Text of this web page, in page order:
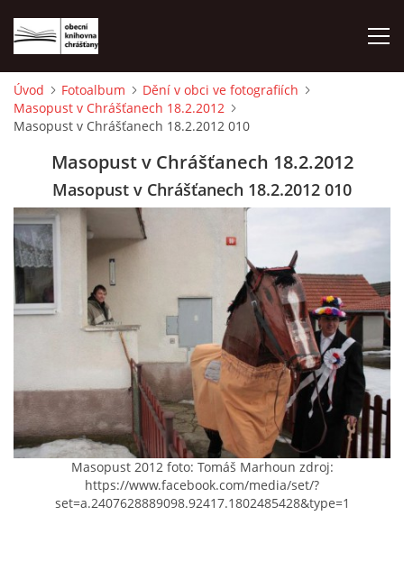
ÚVOD
LETNÍ KINO 2026
VÝPŮJČNÍ DOBA
KONTAKTY
ON-LINE KATALOG
WEBOVÁ KAMERA
VIDEA Z DRONU
Úvod Fotoalbum
Dění v obci ve fotografiích
Masopust v Chrášťanech 18.2.2012
Masopust v Chrášťanech 18.2.2012 010
Masopust v Chrášťanech 18.2.2012
Masopust v Chrášťanech 18.2.2012 010
Masopust 2012 foto: Tomáš Marhoun zdroj:
https://www.facebook.com/media/set/?
set=a.2407628889098.92417.1802485428&type=1